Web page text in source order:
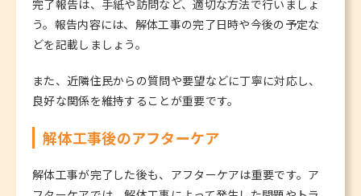
完了報告は、手紙や訪問など、適切な方法で行いましょ
う。報告内容には、解体工事の完了日時や今後の予定な
どを記載しましょう。
また、近隣住民からの質問や要望などに丁寧に対応し、
良好な関係を維持することが重要です。
解体工事後のアフターケア
解体工事が完了した後も、アフターケアは重要です。ア